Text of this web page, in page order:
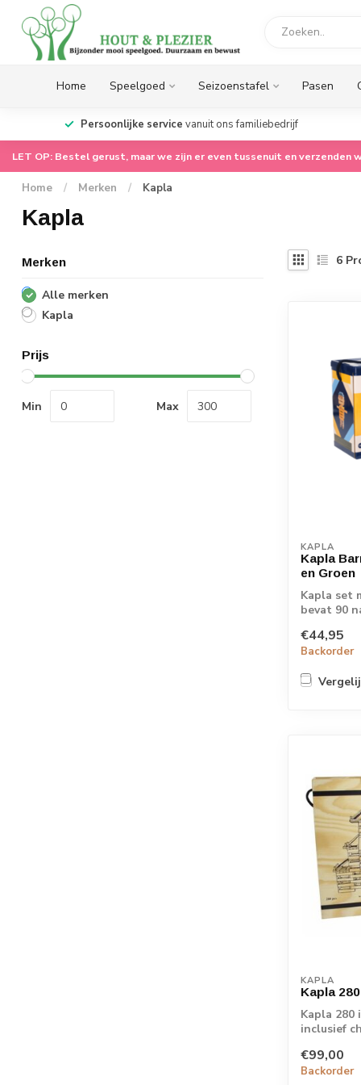
Home Speelgoed Seizoenstafel Pasen
Persoonlijke service vanuit ons familiebedrijf
LET OP: Bestel gerust, maar we zijn er even tussenuit en verzenden
Home / Merken / Kapla
Kapla
Merken
Alle merken
Kapla
Prijs
Min Max
6
KAPLA
Kapla
en Groen
Kapla set
bevat 90
€44,95
Backorder
KAPLA
Kapla
Kapla
inclusief
€99,00
Backorder